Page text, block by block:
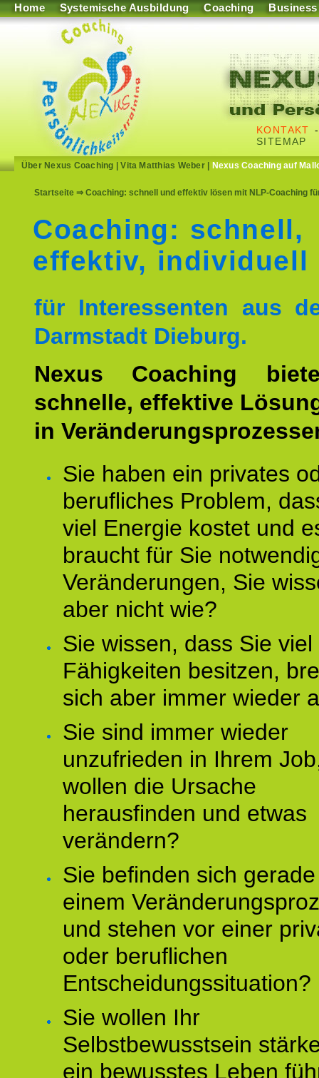
Home Systemische Ausbildung Coaching Business
KONTAKT
SITEMAP
Über Nexus Coaching |Vita Matthias Weber| Nexus Coaching auf
Startseite ⇒ Coaching: schnell und effektiv lösen mit NLP-Coaching
Coaching: schnell,
effektiv, individuell
für Interessenten aus
Darmstadt Dieburg.
Nexus Coaching
schnelle, effektive
in
Sie haben ein privates
berufliches Problem,
viel Energie kostet und
braucht für Sie
Veränderungen, Sie
aber nicht wie?
Sie wissen, dass Sie
Fähigkeiten besitzen,
sich aber immer wieder
Sie sind immer wieder
unzufrieden in Ihrem
wollen die Ursache
herausfinden und etwas
verändern?
Sie befinden sich
einem
und stehen vor einer
oder beruflichen
Entscheidungssituation?
Sie wollen Ihr
Selbstbewusstsein
ein bewusstes Leben